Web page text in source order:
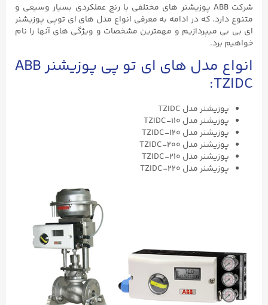
شرکت ABB پوزیشنر های مختلفی با رنج عملکردی بسیار وسیعی و
متنوع دارد. که در ادامه به معرفی انواع مدل های ای توپی پوزیشنر
ای بی بی میپردازیم و مهمترین مشخصات و ویژگی های آنها را نام
خواهیم برد.
انواع مدل های ای تو پی پوزیشنر ABB
TZIDC:
پوزیشنر مدل TZIDC
پوزیشنر مدل TZIDC-۱۱۰
پوزیشنر مدل TZIDC-۱۲۰
پوزیشنر مدل TZIDC-۲۰۰
پوزیشنر مدل TZIDC-۲۱۰
پوزیشنر مدل TZIDC-۲۲۰